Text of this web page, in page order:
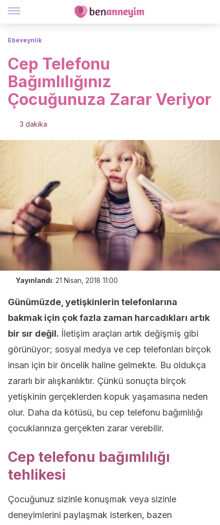
Ebeveynlik
Cep Telefonu
Bağımlılığınız
Çocuğunuza Zarar Veriyor
3 dakika
Yayınlandı: 21 Nisan, 2018 11:00
Günümüzde, yetişkinlerin telefonlarına
bakmak için çok fazla zaman harcadıkları artık
bir sır değil. İletişim araçları artık değişmiş gibi
görünüyor; sosyal medya ve cep telefonları birçok
insan için bir öncelik haline gelmekte. Bu oldukça
zararlı bir alışkanlıktır. Çünkü sonuçta birçok
yetişkinin gerçeklerden kopuk yaşamasına neden
olur. Daha da kötüsü, bu cep telefonu bağımlılığı
çocuklarınıza gerçekten zarar verebilir.
Cep telefonu bağımlılığı
tehlikesi
Çocuğunuz sizinle konuşmak veya sizinle
deneyimlerini paylaşmak isterken, bazen